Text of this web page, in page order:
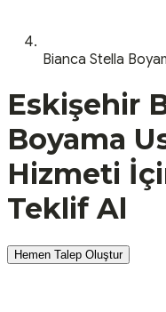
Bianca Stella
Eskişehir
Boyama
Hizmeti
Teklif Al
Hemen Talep Oluştur